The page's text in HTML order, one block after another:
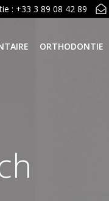
: +33 3 89 08 42 89
ORTHODONTIE